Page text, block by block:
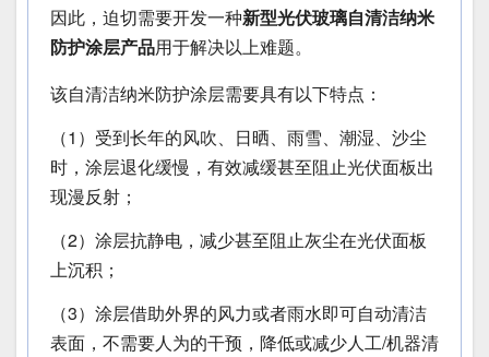
因此，迫切需要开发一种新型光伏玻璃自清洁纳米
防护涂层产品用于解决以上难题。
该自清洁纳米防护涂层需要具有以下特点：
（1）受到长年的风吹、日晒、雨雪、潮湿、沙尘
时，涂层退化缓慢，有效减缓甚至阻止光伏面板出
现漫反射；
（2）涂层抗静电，减少甚至阻止灰尘在光伏面板
上沉积；
（3）涂层借助外界的风力或者雨水即可自动清洁
表面，不需要人为的干预，降低或减少人工/机器清